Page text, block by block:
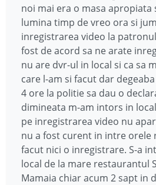
noi mai era o masa apropiata
lumina timp de vreo ora si
inregistrarea video la
fost de acord sa ne arate
nu are dvr-ul in local si ca sa
care l-am si facut dar
4 ore la politie sa dau o
dimineata m-am intors in
pe inregistrarea video nu
nu a fost curent in intre orele
facut nici o inregistrare. S-a
local de la mare restaurantul
Mamaia chiar acum 2 sapt in